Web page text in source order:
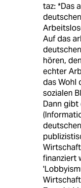
taz: *Das
Auf das
hören,
echter
das Wohl
sozialen
Dann gibt
finanziert